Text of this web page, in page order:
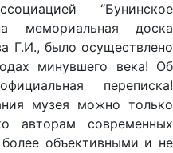
“Бунинское
мемориальная доска
Г.И., было осуществлено
минувшего века! Об
переписка!
музея можно только
авторам современных
объективными и не